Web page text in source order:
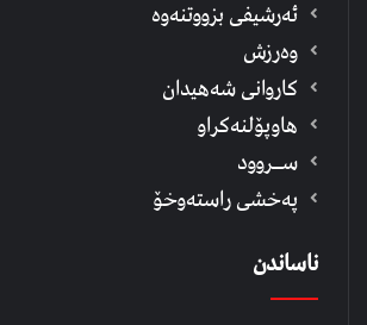
ئەرشیفى بزووتنەوە
وەرزش
كاروانی شەهیدان
هاوپۆلنەكراو
ســروود
په‌خشی راسته‌وخۆ
ناساندن